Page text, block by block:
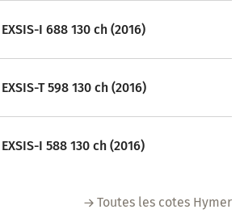
I 688 130 ch (2016)
T 598 130 ch (2016)
I 588 130 ch (2016)
Toutes les cotes Hymer